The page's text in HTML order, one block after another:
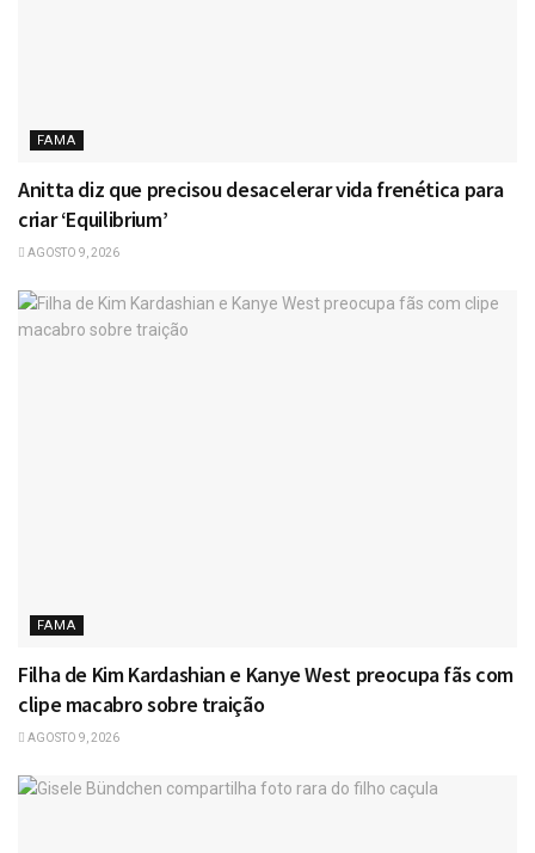
FAMA
Anitta diz que precisou desacelerar vida frenética para
criar ‘Equilibrium’
AGOSTO 9, 2026
FAMA
Filha de Kim Kardashian e Kanye West preocupa fãs com
clipe macabro sobre traição
AGOSTO 9, 2026